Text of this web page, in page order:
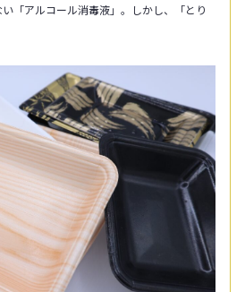
「アルコール消毒液」。しかし、「とり